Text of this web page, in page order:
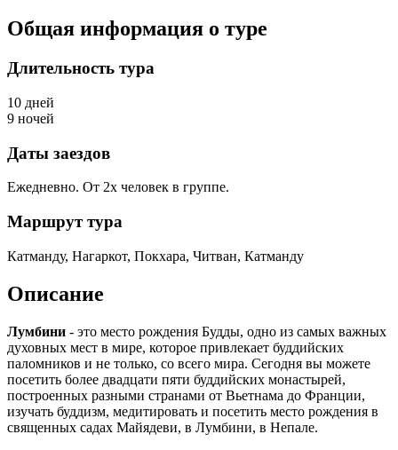
Общая информация о туре
Длительность тура
10 дней
9 ночей
Даты заездов
Ежедневно. От 2х человек в группе.
Маршрут тура
Катманду, Нагаркот, Покхара, Читван, Катманду
Описание
Лумбини - это место рождения Будды, одно из самых важных
духовных мест в мире, которое привлекает буддийских
паломников и не только, со всего мира. Сегодня вы можете
посетить более двадцати пяти буддийских монастырей,
построенных разными странами от Вьетнама до Франции,
изучать буддизм, медитировать и посетить место рождения в
священных садах Майядеви, в Лумбини, в Непале.